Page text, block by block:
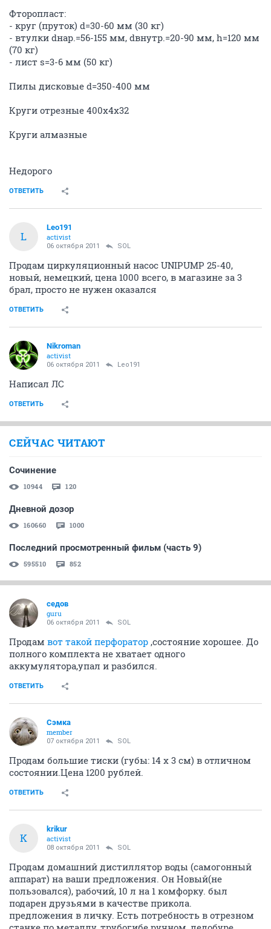
Фторопласт:
- круг (пруток) d=30-60 мм (30 кг)
- втулки dнар.=56-155 мм, dвнутр.=20-90 мм, h=120 мм
(70 кг)
- лист s=3-6 мм (50 кг)
Пилы дисковые d=350-400 мм
Круги отрезные 400х4х32
Круги алмазные
Недорого
ОТВЕТИТЬ
L
Leo191
activist
06 октября 2011 SOL
Продам циркуляционный насос UNIPUMP 25-40,
новый, немецкий, цена 1000 всего, в магазине за 3
брал, просто не нужен оказался
ОТВЕТИТЬ
Nikroman
activist
06 октября 2011 Leo191
Написал ЛС
ОТВЕТИТЬ
СЕЙЧАС ЧИТАЮТ
Сочинение
10944 120
Дневной дозор
160660 1000
Последний просмотренный фильм (часть 9)
595510 852
седов
guru
06 октября 2011 SOL
Продам вот такой перфоратор ,состояние хорошее. До
полного комплекта не хватает одного
аккумулятора,упал и разбился.
ОТВЕТИТЬ
Сэмка
member
07 октября 2011 SOL
Продам большие тиски (губы: 14 х 3 см) в отличном
состоянии.Цена 1200 рублей.
ОТВЕТИТЬ
K
krikur
activist
08 октября 2011 SOL
Продам домашний дистиллятор воды (самогонный
аппарат) на ваши предложения. Он Новый(не
пользовался), рабочий, 10 л на 1 комфорку. был
подарен друзьями в качестве прикола.
предложения в личку. Есть потребность в отрезном